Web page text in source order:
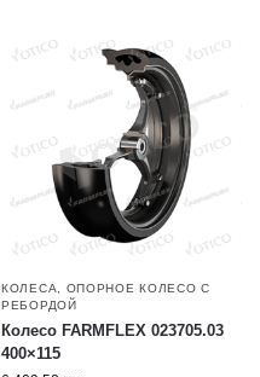
КОЛЕСА
ОПОРНОЕ КОЛЕСО С
РЕБОРДОЙ
Колесо FARMFLEX 023705.03
400×115